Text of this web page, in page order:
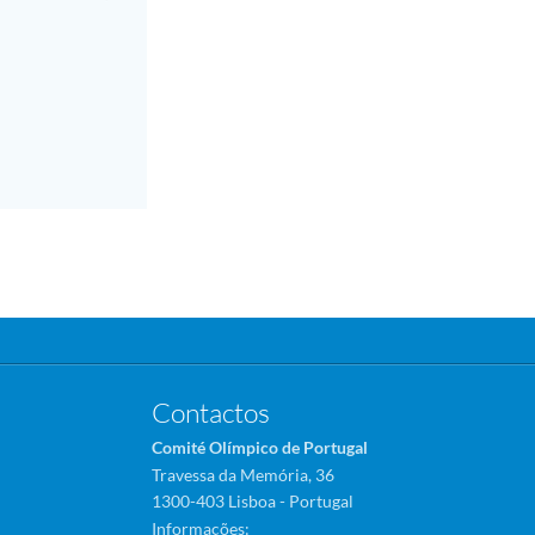
Contactos
Comité Olímpico de Portugal
Travessa da Memória, 36
1300-403 Lisboa - Portugal
Informações: